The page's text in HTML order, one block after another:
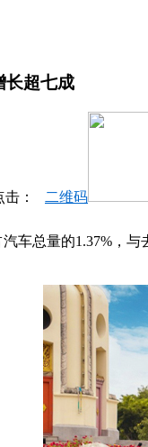
长超七成
： 二维码
车总量的1.37%，